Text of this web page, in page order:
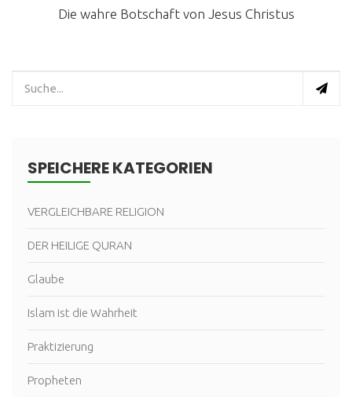
Die wahre Botschaft von Jesus Christus
SPEICHERE KATEGORIEN
VERGLEICHBARE RELIGION
DER HEILIGE QURAN
Glaube
Islam ist die Wahrheit
Praktizierung
Propheten